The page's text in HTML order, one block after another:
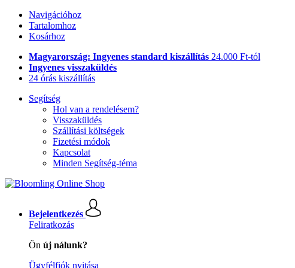
Navigációhoz
Tartalomhoz
Kosárhoz
Magyarország: Ingyenes standard kiszállítás 24.000 Ft-tól
Ingyenes visszaküldés
24 órás kiszállítás
Segítség
Hol van a rendelésem?
Visszaküldés
Szállítási költségek
Fizetési módok
Kapcsolat
Minden Segítség-téma
Bejelentkezés
Feliratkozás
Ön új nálunk?
Ügyfélfiók nyitása